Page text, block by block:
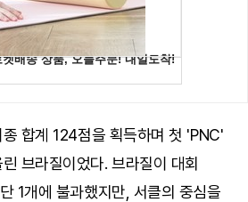
합계 124점을 획득하며 첫 'PNC'
브라질이었다. 브라질이 대회
1개에 불과했지만, 서클의 중심을